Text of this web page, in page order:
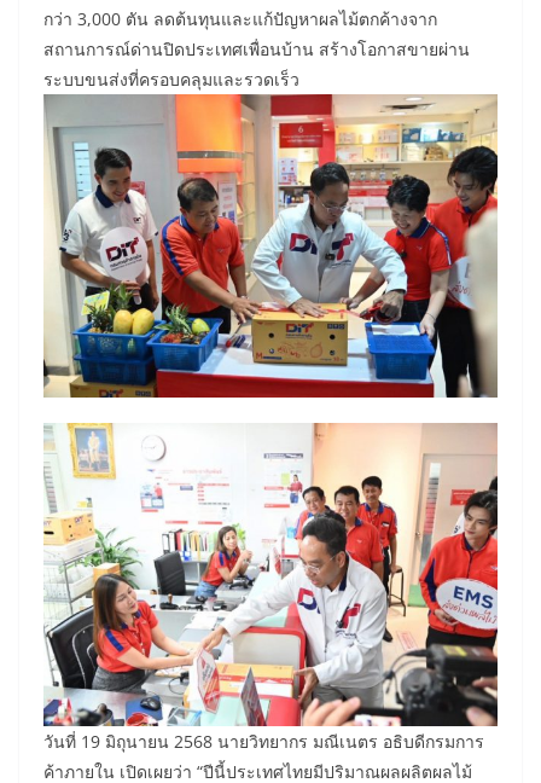
กว่า 3,000 ตัน ลดต้นทุนและแก้ปัญหาผลไม้ตกค้างจาก
สถานการณ์ด่านปิดประเทศเพื่อนบ้าน สร้างโอกาสขายผ่าน
ระบบขนส่งที่ครอบคลุมและรวดเร็ว
วันที่ 19 มิถุนายน 2568 นายวิทยากร มณีเนตร อธิบดีกรมการ
ค้าภายใน เปิดเผยว่า “ปีนี้ประเทศไทยมีปริมาณผลผลิตผลไม้